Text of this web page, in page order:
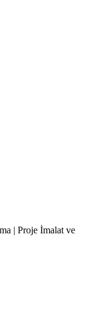
| Proje İmalat ve